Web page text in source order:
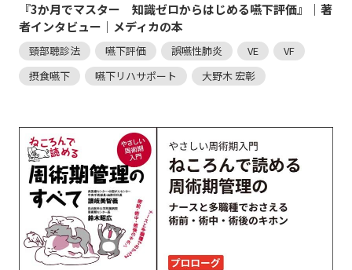
『3か月でマスター 知識ゼロからはじめる嚥下評価』｜著
者インタビュー｜メディカの本
頸部聴診法 嚥下評価 誤嚥性肺炎 VE
VF
摂食嚥下
嚥下リハサポート 大野木 宏彰